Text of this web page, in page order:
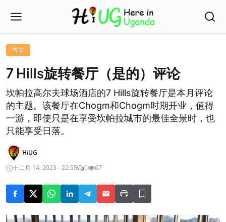
餐馆
7 Hills旋转餐厅（是的）评论
坎帕拉高尔夫球场酒店的7 Hills旋转餐厅是本月评论
的主题。该餐厅在Chogm和Chogm时期开业，值得
一游，即使只是在享受坎帕拉城市的最佳全景时，也
只能享受日落。
HiUG
十二月 14, 2023 - 22:55
0 67